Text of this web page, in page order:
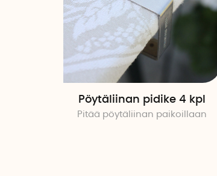
Pöytäliinan pidike 4 kpl
Pitää pöytäliinan paikoillaan